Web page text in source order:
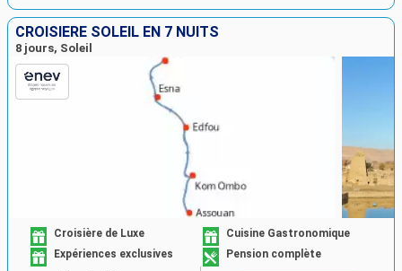
CROISIÈRE SOLEIL EN 7 NUITS
8 jours, Soleil
Croisière de Luxe
Cuisine Gastronomique
Expériences exclusives
Pension complète